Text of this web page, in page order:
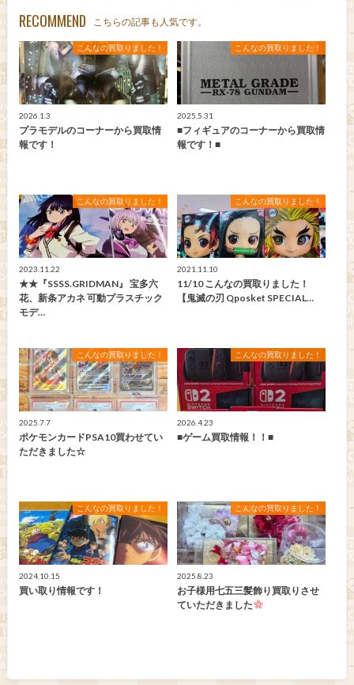
RECOMMEND こちらの記事も人気です。
こんなの買取りました！
2026.1.3
プラモデルのコーナーから買取情
報です！
こんなの買取りました！
2025.5.31
■フィギュアのコーナーから買取情
報です！■
こんなの買取りました！
2023.11.22
★★『SSSS.GRIDMAN』 宝多六
花、新条アカネ 可動プラスチック
モデ…
こんなの買取りました！
2021.11.10
11/10 こんなの買取りました！
【鬼滅の刃 Qposket SPECIAL…
こんなの買取りました！
2025.7.7
ポケモンカードPSA10買わせてい
ただきました☆
こんなの買取りました！
2026.4.23
■ゲーム買取情報！！■
こんなの買取りました！
2024.10.15
買い取り情報です！
こんなの買取りました！
2025.8.23
お子様用七五三髪飾り買取りさせ
ていただきました